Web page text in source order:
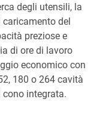
degli utensili, la
del
preziose e
di ore di lavoro
economico con
180 o 264 cavità
integrata.